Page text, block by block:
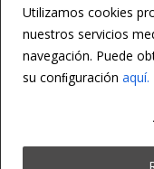
Utilizamos cookies
nuestros servicios
navegación. Puede
su conﬁguración aquí.